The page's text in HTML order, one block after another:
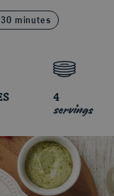
minutes
4
servings